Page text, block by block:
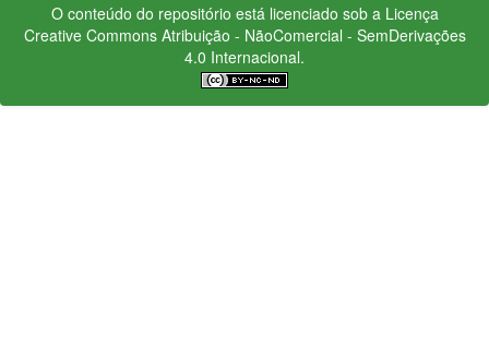
O conteúdo do repositório está licenciado sob a Licença
Creative CommonsAtribuição - NãoComercial - SemDerivações
4.0 Internacional.